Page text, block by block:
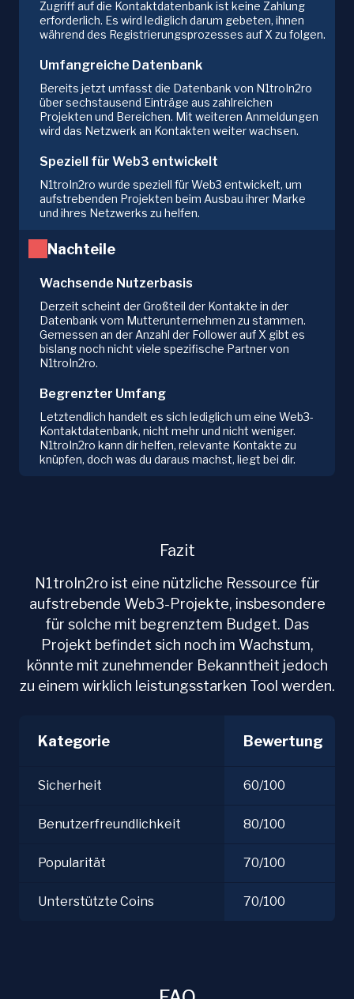
Zugriff auf die Kontaktdatenbank ist keine Zahlung
erforderlich. Es wird lediglich darum gebeten, ihnen
während des Registrierungsprozesses auf X zu folgen.
Umfangreiche Datenbank
Bereits jetzt umfasst die Datenbank von N1troIn2ro
über sechstausend Einträge aus zahlreichen
Projekten und Bereichen. Mit weiteren Anmeldungen
wird das Netzwerk an Kontakten weiter wachsen.
Speziell für Web3 entwickelt
N1troIn2ro wurde speziell für Web3 entwickelt, um
aufstrebenden Projekten beim Ausbau ihrer Marke
und ihres Netzwerks zu helfen.
Nachteile
Wachsende Nutzerbasis
Derzeit scheint der Großteil der Kontakte in der
Datenbank vom Mutterunternehmen zu stammen.
Gemessen an der Anzahl der Follower auf X gibt es
bislang noch nicht viele spezifische Partner von
N1troIn2ro.
Begrenzter Umfang
Letztendlich handelt es sich lediglich um eine Web3-
Kontaktdatenbank, nicht mehr und nicht weniger.
N1troIn2ro kann dir helfen, relevante Kontakte zu
knüpfen, doch was du daraus machst, liegt bei dir.
Fazit
N1troIn2ro ist eine nützliche Ressource für
aufstrebende Web3-Projekte, insbesondere
für solche mit begrenztem Budget. Das
Projekt befindet sich noch im Wachstum,
könnte mit zunehmender Bekanntheit jedoch
zu einem wirklich leistungsstarken Tool werden.
Kategorie Bewertung
Sicherheit 60/100
Benutzerfreundlichkeit 80/100
Popularität 70/100
Unterstützte Coins 70/100